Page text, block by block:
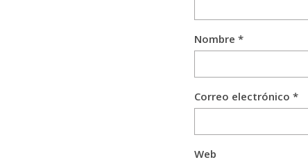
Nombre *
Correo electrónico *
Web